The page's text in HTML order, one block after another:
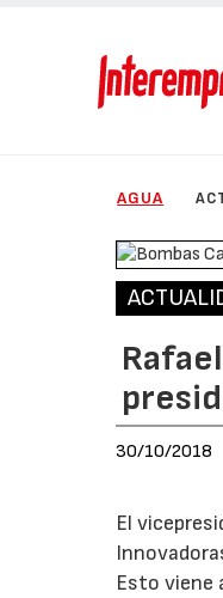
AGUA
30/10/2018
El
Esto viene